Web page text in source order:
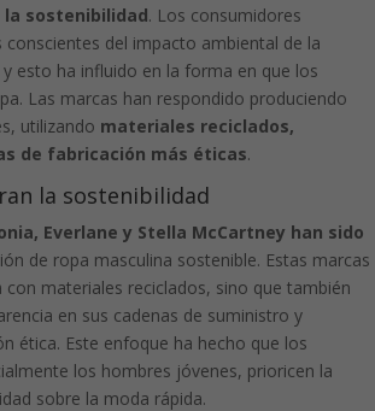
sostenibilidad. Los consumidores
del impacto ambiental de la
esto ha influido en la forma en que los
Las marcas han respondido produciendo
utilizando materiales reciclados,
de fabricación más éticas.
la sostenibilidad
Everlane y Stella McCartney han sido
de ropa masculina sostenible. Estas marcas
materiales reciclados, sino que también
en sus cadenas de suministro y
ética. Este enfoque ha hecho que los
los hombres jóvenes, prioricen la
sobre la moda rápida.